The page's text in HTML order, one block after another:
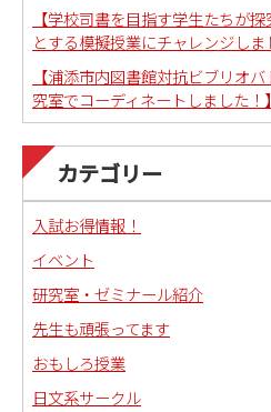
【学校司書を目指す学生たちが
とする模擬授業にチャレンジしま
【浦添市内図書館対抗ビブリオ
究室でコーディネートしました！】
カテゴリー
入試お得情報！
イベント
研究室・ゼミナール紹介
先生も頑張ってます
おもしろ授業
日文系サークル